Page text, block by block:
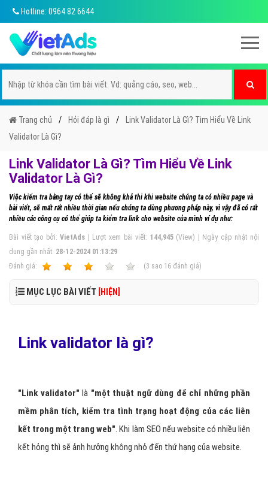
Hotline: 0964 82 6644
Trang chủ Hỏi đáp là gì
Link Validator Là Gì? Tìm Hiểu Về Link
Validator Là Gì?
Link Validator Là Gì? Tìm Hiểu Về Link
Validator Là Gì?
Việc kiểm tra bằng tay có thể sẽ không khả thi khi website chúng ta có nhiều page và
bài viết, sẽ mất rất nhiều thời gian nếu chúng ta dùng phương pháp này, vì vậy đã có rất
nhiều các công cụ có thể giúp ta kiểm tra link cho website của mình ví dụ như:
Bài viết tạo bởi:VietAds | Lượt xem bài viết: 144,945(View) | Ngày cập nhật nội
dung gần nhất: 28-12-2024 01:13:29
Ðánh giá:
(3 sao 16 đánh giá)
MỤC LỤC BÀI VIẾT [HIỆN]
Link validator là gì?
"Link validator" là "một thuật ngữ dùng để chỉ những phần
mềm phân tích, kiểm tra tình trạng hoạt động của các liên
kết trong một trang web". Khi làm SEO nếu website có nhiều liên
kết hỏng thì sẽ ảnh hưởng không nhỏ đến thứ hạng của website.